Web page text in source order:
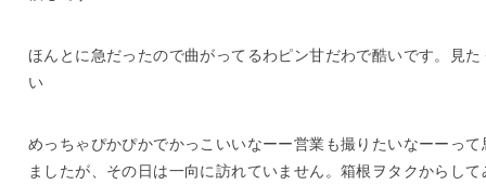
ほんとに急だったので曲がってるわピン甘だわで酷いです。見た
い
めっちゃぴかぴかでかっこいいなーー営業も撮りたいなーーって
ましたが、その日は一向に訪れていません。箱根ヲタクからして